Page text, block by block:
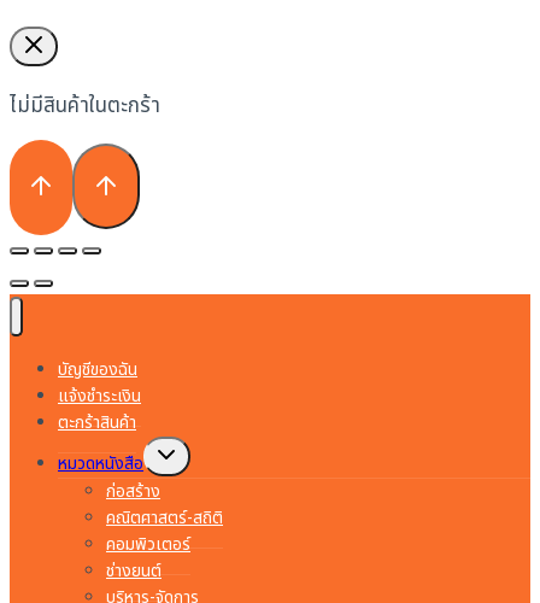
ไม่มีสินค้าในตะกร้า
บัญชีของฉัน
แจ้งชำระเงิน
ตะกร้าสินค้า
หมวดหนังสือ
Toggle
child
menu
ก่อสร้าง
คณิตศาสตร์-สถิติ
คอมพิวเตอร์
ช่างยนต์
บริหาร-จัดการ